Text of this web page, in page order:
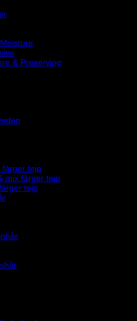
& Preserving
färger tejp
mix färger tejp
tejp